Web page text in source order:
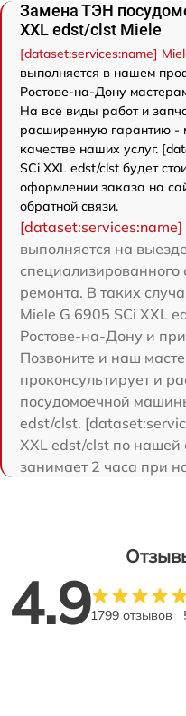
Замена ТЭН
XXL edst/clst Miele
[dataset:services:name]
выполняется в нашем
Ростове-на-Дону
На все виды работ и
расширенную гарантию -
качестве наших услуг.
SCi XXL edst/clst будет
оформлении заказа на
обратной связи.
выполняется на
ремонта. В таких
Miele G 6905 SCi XXL
Ростове-на-Дону и
Позвоните и наш
проконсультирует и
посудомоечной
edst/clst.
XXL edst/clst по нашей
занимает 2 часа при
4.91799 отзывов